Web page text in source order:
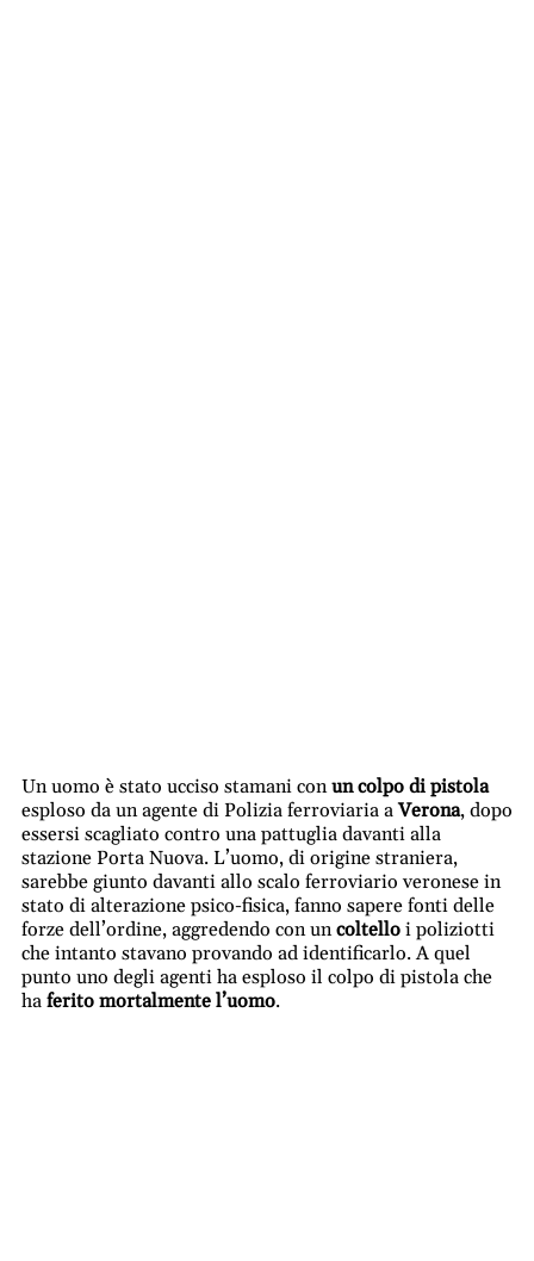
Un uomo è stato ucciso stamani conun colpo di pistola
esploso da un agente di Polizia ferroviaria aVerona, dopo
essersi scagliato contro una pattuglia davanti alla
stazione Porta Nuova. L’uomo, di origine straniera,
sarebbe giunto davanti allo scalo ferroviario veronese in
stato di alterazione psico-fisica, fanno sapere fonti delle
forze dell’ordine, aggredendo con uncoltello i poliziotti
che intanto stavano provando ad identificarlo. A quel
punto uno degli agenti ha esploso il colpo di pistola che
ha ferito mortalmente l’uomo.